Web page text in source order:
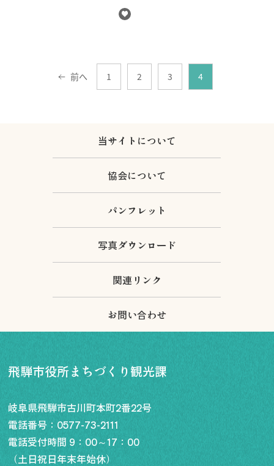
前へ 1 2 3 4
当サイトについて
協会について
パンフレット
写真ダウンロード
関連リンク
お問い合わせ
飛騨市役所まちづくり観光課
岐阜県飛騨市古川町本町2番22号
電話番号： 0577-73-2111
電話受付時間 9：00～17：00
（土日祝日年末年始休）